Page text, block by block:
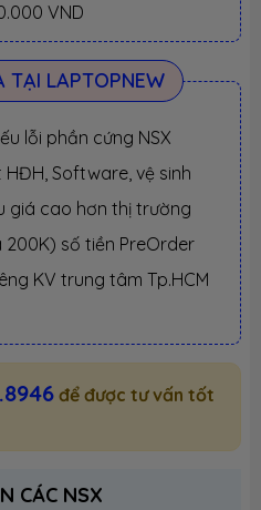
VND
TẠI LAPTOPNEW
lỗi phần cứng NSX
HĐH, Software, vệ sinh
giá cao hơn thị trường
200K) số tiền PreOrder
KV trung tâm Tp.HCM
để được tư vấn tốt
CÁC NSX